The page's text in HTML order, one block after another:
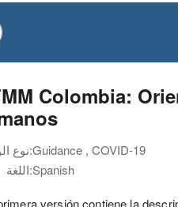
Colombia:
نوع الوثيقة:Guidance , COVID-19
اللغة:Spanish
versión contiene la